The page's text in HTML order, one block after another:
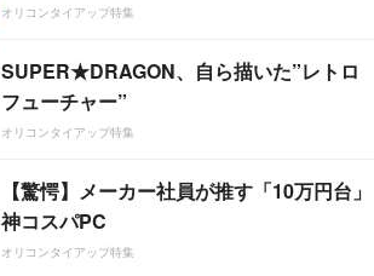
オリコンタイアップ特集
SUPER★DRAGON、自ら描いた”レトロ
フューチャー”
オリコンタイアップ特集
【驚愕】メーカー社員が推す「10万円台」
神コスパPC
オリコンタイアップ特集